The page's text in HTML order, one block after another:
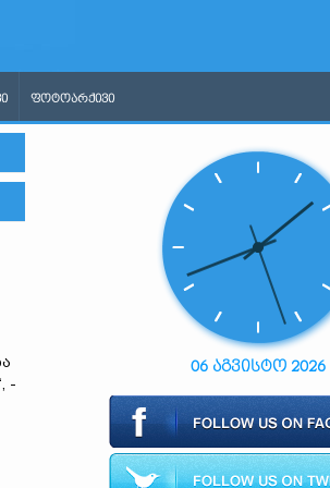
ᲤᲝᲢᲝᲐᲠᲥᲘᲕᲘ
-
06 აგვისტო 2026